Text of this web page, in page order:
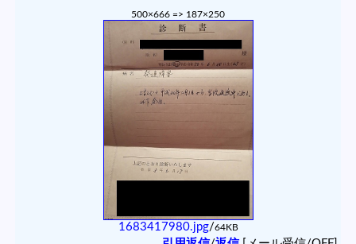
500×666 => 187×250
1683417980.jpg/64KB